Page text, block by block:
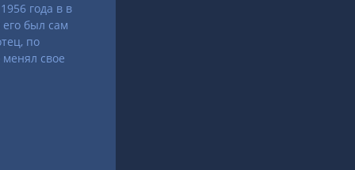
года в в
был сам
по
свое